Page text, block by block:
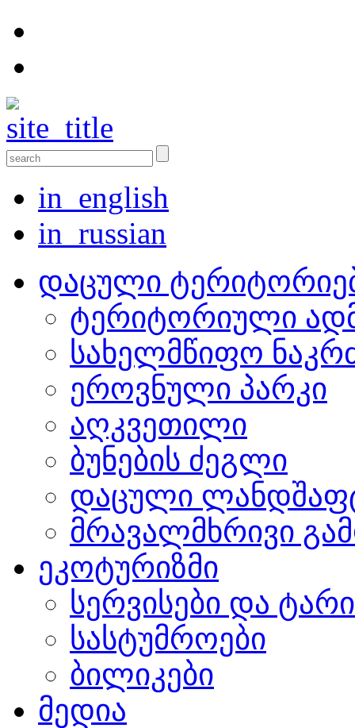
in_english
in_russian
დაცული
ტერიტორიული
სახელმწიფო
ეროვნული პარკი
აღკვეთილი
ბუნების ძეგლი
დაცული
მრავალმხრივი
ეკოტურიზმი
სერვისები და
სასტუმროები
ბილიკები
მედია